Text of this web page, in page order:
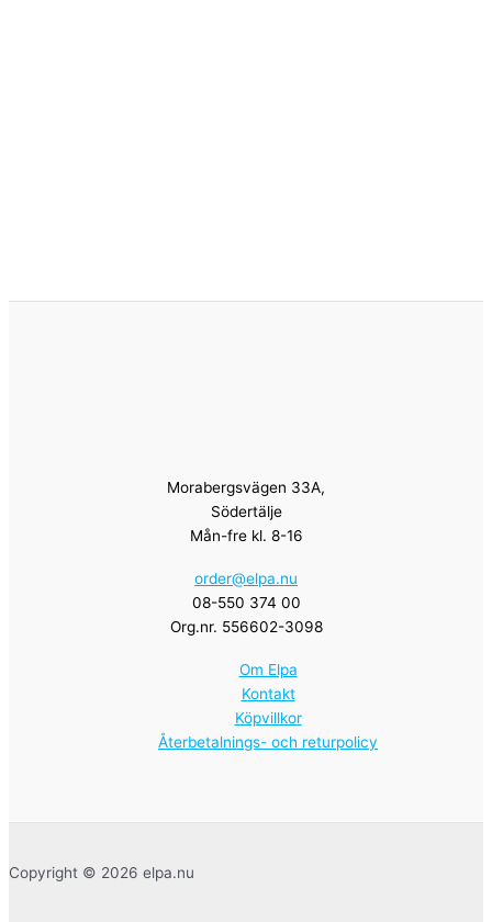
Morabergsvägen 33A,
Södertälje
Mån-fre kl. 8-16
order@elpa.nu
08-550 374 00
Org.nr. 556602-3098
Om Elpa
Kontakt
Köpvillkor
Återbetalnings- och returpolicy
Copyright © 2026 elpa.nu